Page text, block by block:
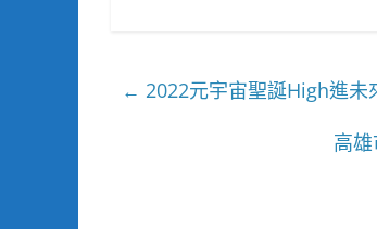
← 2022元宇宙聖誕High進
高